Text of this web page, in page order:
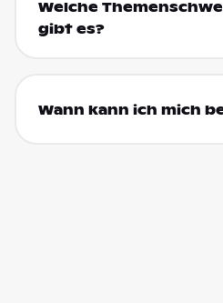
Welche
gibt es?
Wann kann ich mich